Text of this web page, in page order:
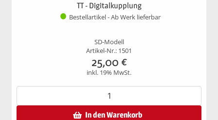
TT - Digitalkupplung
Bestellartikel - Ab Werk lieferbar
SD-Modell
Artikel-Nr.: 1501
25,00 €
inkl. 19% MwSt.
In den Warenkorb